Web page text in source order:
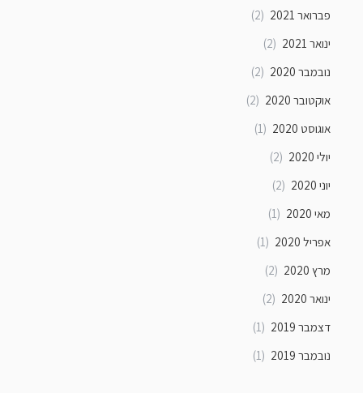
פברואר 2021
(2)
ינואר 2021
(2)
נובמבר 2020
(2)
אוקטובר 2020
(2)
אוגוסט 2020
(1)
יולי 2020
(2)
יוני 2020
(2)
מאי 2020
(1)
אפריל 2020
(1)
מרץ 2020
(2)
ינואר 2020
(2)
דצמבר 2019
(1)
נובמבר 2019
(1)